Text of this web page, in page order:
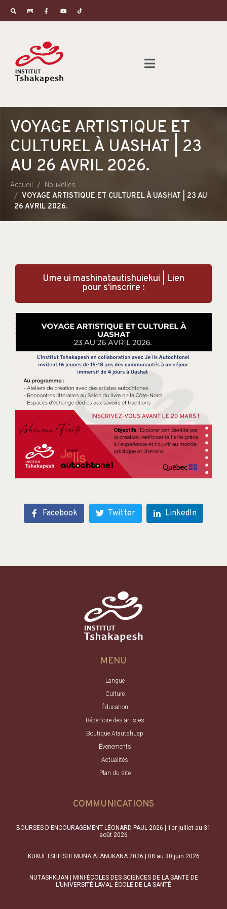
VOYAGE ARTISTIQUE ET
CULTUREL À UASHAT | 23
AU 26 AVRIL 2026.
Accueil
Nouvelles
VOYAGE ARTISTIQUE ET CULTUREL À UASHAT | 23 AU
26 AVRIL 2026.
Ume ui mashinatautishuiekui | Lien
pour s'inscrire :
Facebook Twitter LinkedIn
MENU
Langue
Culture
Éducation
Répertoire des artistes
Boutique Atautshuap
Évenements
Actualités
Plan du site
COMMUNICATIONS
BOURSES D'ENCOURAGEMENT LÉONARD PAUL 2026 | 1er juillet au 31
août 2026
KUKUETSHITSHEMUNA ATANUKANA 2026 | 08 au 30 juin 2026
NUTASHKUAN | MINI-ÉCOLES DES SCIENCES DE LA SANTÉ DE
L’UNIVERSITÉ LAVAL‑ÉCOLE DE LA SANTÉ